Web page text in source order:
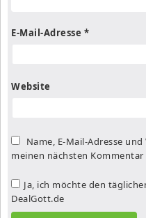
E-Mail-Adresse *
Website
Name, E-Mail-Adresse
meinen nächsten Kommentar
Ja, ich möchte den
DealGott.de